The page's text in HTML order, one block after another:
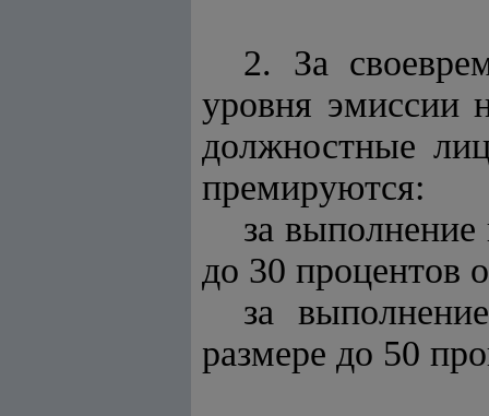
2. За
уровня эмиссии
должностные
премируются:
за
до 30 процентов
за
размере до 50